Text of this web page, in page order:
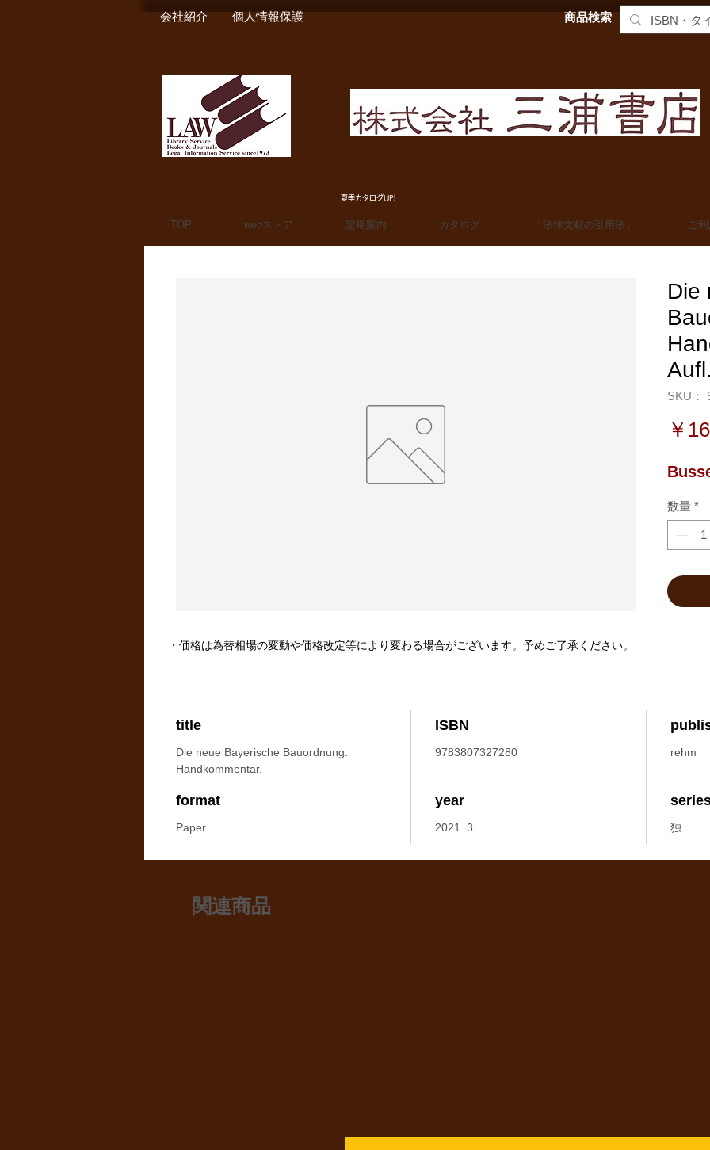
会社紹介 個人情報保護 商品検索
夏季カタログUP!
TOP webストア 定期案内 カタログ 「法律文献の引用法」 ご
Die
Aufl.
SKU：
￥
数量 *
title
Die neue Bayerische Bauordnung:
Handkommentar.
ISBN
9783807327280 rehm
format
Paper
year
2021. 3 独
・価格は為替相場の変動や価格改定等により変わる場合がございます。予めご了承ください。
関連商品